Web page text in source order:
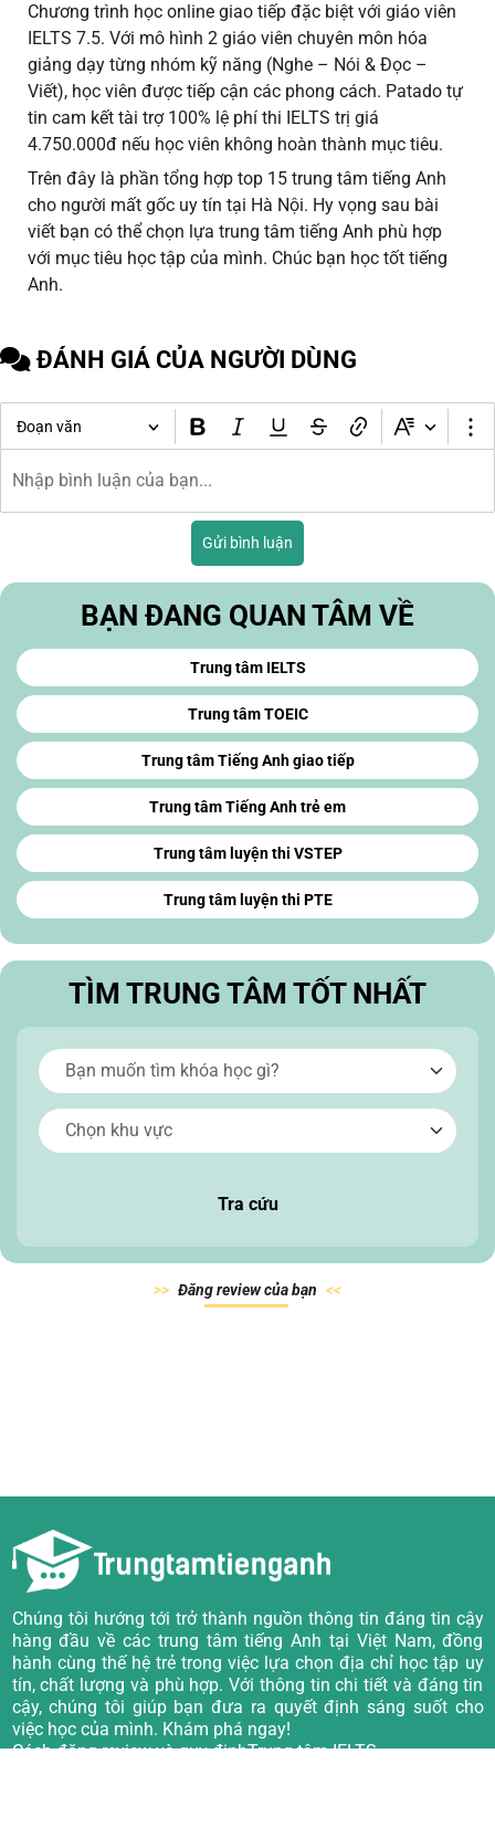
Chương trình học online giao tiếp đặc biệt với giáo viên
IELTS 7.5. Với mô hình 2 giáo viên chuyên môn hóa
giảng dạy từng nhóm kỹ năng (Nghe – Nói & Đọc –
Viết), học viên được tiếp cận các phong cách. Patado tự
tin cam kết tài trợ 100% lệ phí thi IELTS trị giá
4.750.000đ nếu học viên không hoàn thành mục tiêu.
Trên đây là phần tổng hợp top 15 trung tâm tiếng Anh
cho người mất gốc uy tín tại Hà Nội. Hy vọng sau bài
viết bạn có thể chọn lựa trung tâm tiếng Anh phù hợp
với mục tiêu học tập của mình. Chúc bạn học tốt tiếng
Anh.
ĐÁNH GIÁ CỦA NGƯỜI DÙNG
Đoạn văn
Gửi bình luận
BẠN ĐANG QUAN TÂM VỀ
Trung tâm IELTS
Trung tâm TOEIC
Trung tâm Tiếng Anh giao tiếp
Trung tâm Tiếng Anh trẻ em
Trung tâm luyện thi VSTEP
Trung tâm luyện thi PTE
TÌM TRUNG TÂM TỐT NHẤT
Tra cứu
Đăng review củabạn
Chúng tôi hướng tới trở thành nguồn thông tin đáng tin cậy
hàng đầu về các trung tâm tiếng Anh tại Việt Nam, đồng
hành cùng thế hệ trẻ trong việc lựa chọn địa chỉ học tập uy
tín, chất lượng và phù hợp. Với thông tin chi tiết và đáng tin
cậy, chúng tôi giúp bạn đưa ra quyết định sáng suốt cho
việc học của mình. Khám phá ngay!
Cách đăng review và quy địnhTrung tâm IELTS